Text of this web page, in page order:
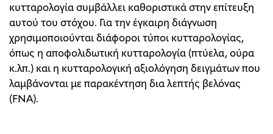
κυτταρολογία συμβάλλει καθοριστικά στην επίτευξη
αυτού του στόχου. Για την έγκαιρη διάγνωση
χρησιμοποιούνται διάφοροι τύποι κυτταρολογίας,
όπως η αποφολιδωτική κυτταρολογία (πτύελα, ούρα
κ.λπ.) και η κυτταρολογική αξιολόγηση δειγμάτων που
λαμβάνονται με παρακέντηση δια λεπτής βελόνας
(FNA).